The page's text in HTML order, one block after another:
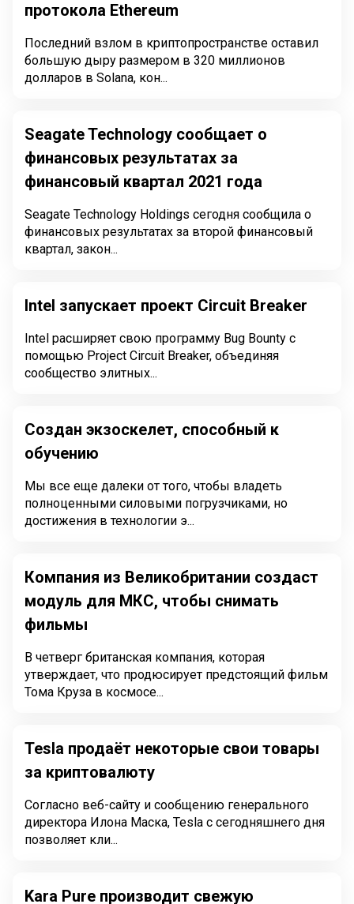
протокола Ethereum
Последний взлом в криптопространстве оставил
большую дыру размером в 320 миллионов
долларов в Solana, кон...
Seagate Technology сообщает о
финансовых результатах за
финансовый квартал 2021 года
Seagate Technology Holdings сегодня сообщила о
финансовых результатах за второй финансовый
квартал, закон...
Intel запускает проект Circuit Breaker
Intel расширяет свою программу Bug Bounty с
помощью Project Circuit Breaker, объединяя
сообщество элитных...
Создан экзоскелет, способный к
обучению
Мы все еще далеки от того, чтобы владеть
полноценными силовыми погрузчиками, но
достижения в технологии э...
Компания из Великобритании создаст
модуль для МКС, чтобы снимать
фильмы
В четверг британская компания, которая
утверждает, что продюсирует предстоящий фильм
Тома Круза в космосе...
Tesla продаёт некоторые свои товары
за криптовалюту
Согласно веб-сайту и сообщению генерального
директора Илона Маска, Tesla с сегодняшнего дня
позволяет кли...
Kara Pure производит свежую